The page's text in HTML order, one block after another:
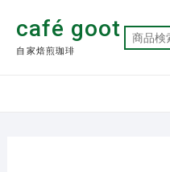
content
café goot
自家焙煎珈琲